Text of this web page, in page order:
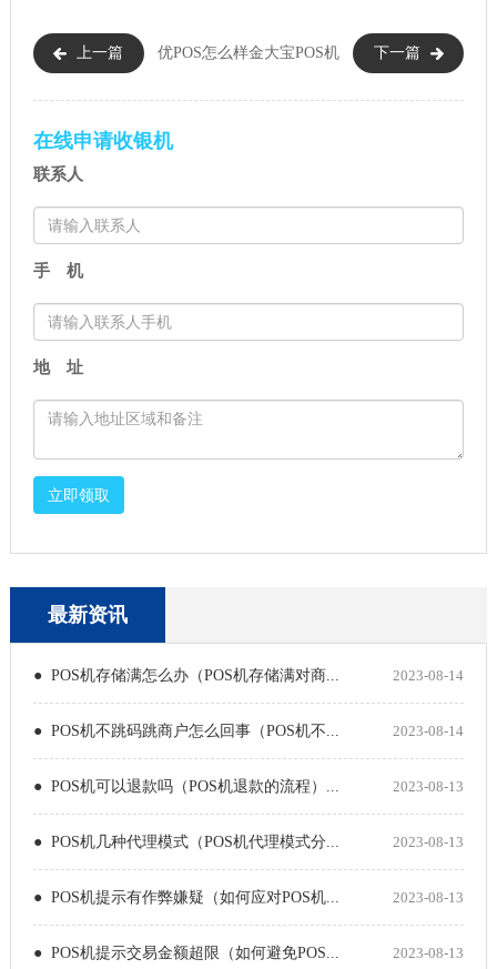
上一篇 优POS怎么样 下一篇
金大宝POS机
在线申请收银机
联系人
手 机
地 址
立即领取
最新资讯
● POS机存储满怎么办（POS机存储满对商... 2023-08-14
● POS机不跳码跳商户怎么回事（POS机不... 2023-08-14
● POS机可以退款吗（POS机退款的流程）... 2023-08-13
● POS机几种代理模式（POS机代理模式分... 2023-08-13
● POS机提示有作弊嫌疑（如何应对POS机... 2023-08-13
● POS机提示交易金额超限（如何避免POS... 2023-08-13